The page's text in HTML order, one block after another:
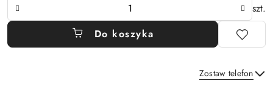
szt.
Do koszyka
Zostaw telefon